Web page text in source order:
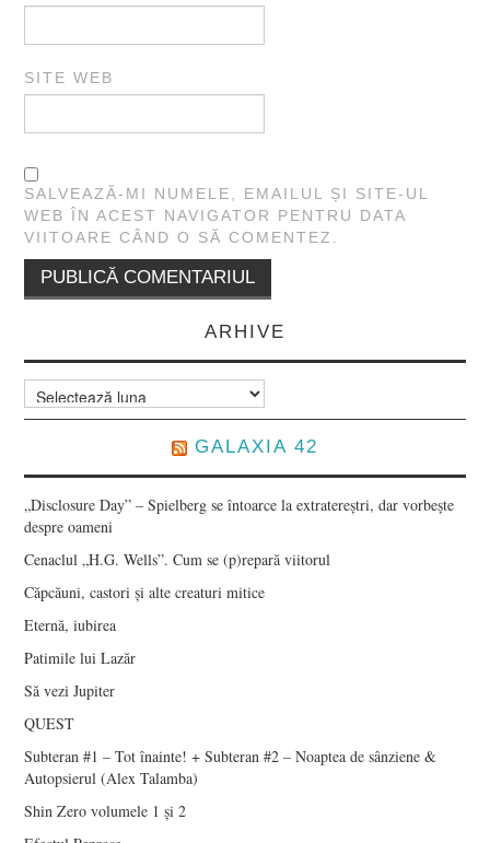
SITE WEB
SALVEAZĂ-MI NUMELE, EMAILUL ȘI SITE-UL
WEB ÎN ACEST NAVIGATOR PENTRU DATA
VIITOARE CÂND O SĂ COMENTEZ.
ARHIVE
Arhive
GALAXIA 42
„Disclosure Day” – Spielberg se întoarce la extratereștri, dar vorbește
despre oameni
Cenaclul „H.G. Wells”. Cum se (p)repară viitorul
Căpcăuni, castori și alte creaturi mitice
Eternă, iubirea
Patimile lui Lazăr
Să vezi Jupiter
QUEST
Subteran #1 – Tot înainte! + Subteran #2 – Noaptea de sânziene &
Autopsierul (Alex Talamba)
Shin Zero volumele 1 și 2